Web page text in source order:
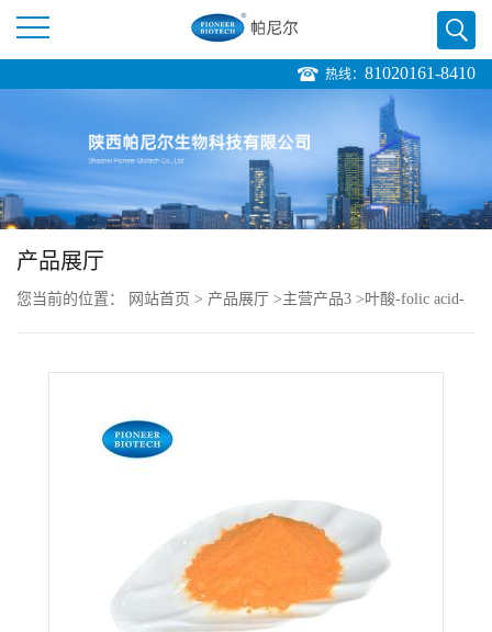
页
公
热线： 81020161-8410
产品展厅
您当前的位置： 网站首页 > 产品展厅 >主营产品3 >叶酸-folic acid-